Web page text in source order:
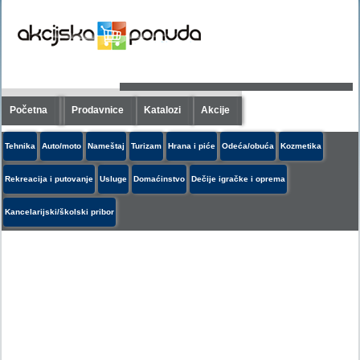
Početna Prodavnice Katalozi Akcije
Tehnika Auto/moto Nameštaj Turizam Hrana i piće Odeća/obuća Kozmetika
Rekreacija i putovanje Usluge Domaćinstvo Dečije igračke i oprema
Kancelarijski/školski pribor